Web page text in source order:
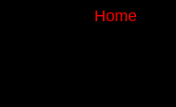
Home